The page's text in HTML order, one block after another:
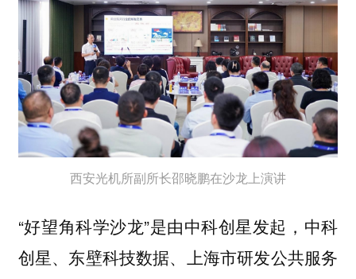
西安光机所副所长邵晓鹏在沙龙上演讲
“好望角科学沙龙”是由中科创星发起，中科
创星、东壁科技数据、上海市研发公共服务